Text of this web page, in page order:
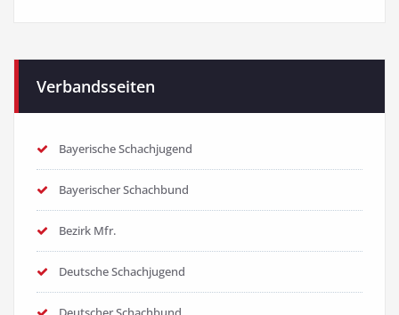
Verbandsseiten
Bayerische Schachjugend
Bayerischer Schachbund
Bezirk Mfr.
Deutsche Schachjugend